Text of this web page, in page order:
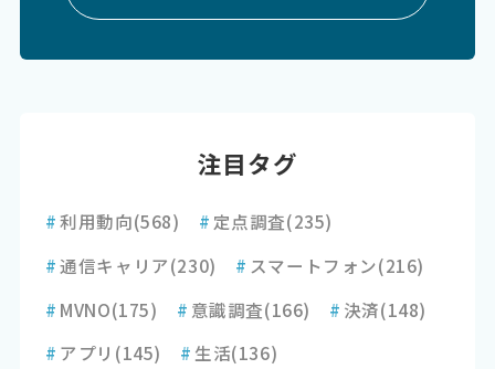
注目タグ
#利用動向(568) # 定点調査(235)
#通信キャリア(230) # スマートフォン(216)
# MVNO(175) # 意識調査(166) # 決済(148)
# アプリ (145) # 生活(136)